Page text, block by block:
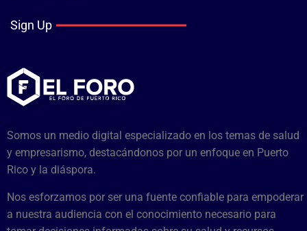
Sign Up
Somos un medio digital especializado en los temas de salud
y empresarismo, destacándonos por un enfoque en Puerto
Rico y la diáspora.
Nos esforzamos por ser una fuente confiable para empoderar
a nuestra audiencia con el conocimiento necesario para